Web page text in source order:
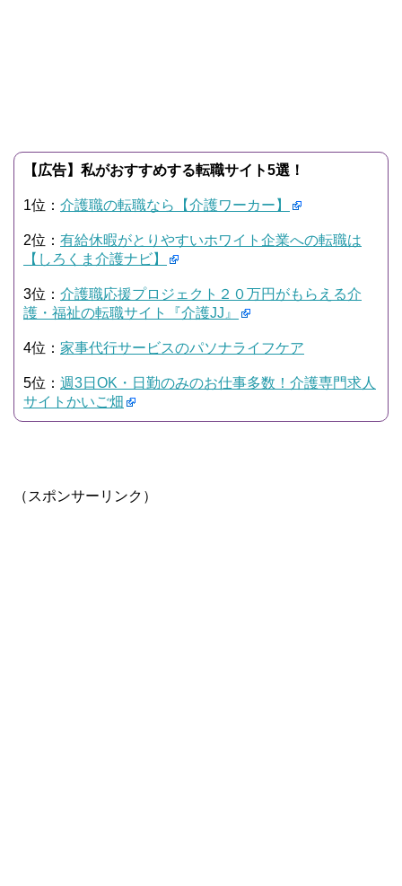
【広告】私がおすすめする転職サイト5選！
1位： 介護職の転職なら【介護ワーカー】
2位： 有給休暇がとりやすいホワイト企業への転職は
【しろくま介護ナビ】
3位： 介護職応援プロジェクト２０万円がもらえる介
護・福祉の転職サイト『介護JJ』
4位： 家事代行サービスのパソナライフケア
5位： 週3日OK・日勤のみのお仕事多数！介護専門求人
サイトかいご畑
（スポンサーリンク）